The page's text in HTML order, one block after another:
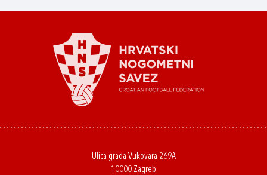
Ulica grada Vukovara 269A
10000 Zagreb